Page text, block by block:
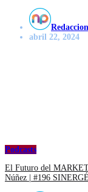
abril 22, 2024
Podcasts
El Futuro del
Núñez | #196